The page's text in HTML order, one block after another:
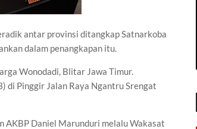
antar provinsi ditangkap Satnarkoba
dalam penangkapan itu.
Wonodadi, Blitar Jawa Timur.
di Pinggir Jalan Raya Ngantru Srengat
AKBP Daniel Marunduri melalu Wakasat